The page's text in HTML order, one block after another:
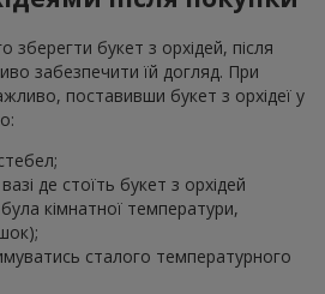
букет з орхідей, після
забезпечити їй догляд. При
поставивши букет з орхідеї у
де стоїть букет з орхідей
кімнатної температури,
сталого температурного